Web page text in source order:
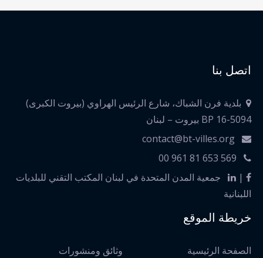
بلدية فرن الشباك، شارع الرئيس الهراوي (بيروت الكبرى)
BP 16-5094 بيروت – لبنان
contact@bt-villes.org
00 961 81 653 569
|
جمعية المدن المتحدة في لبنان المكتب التقني للبلديات
اللبنانية